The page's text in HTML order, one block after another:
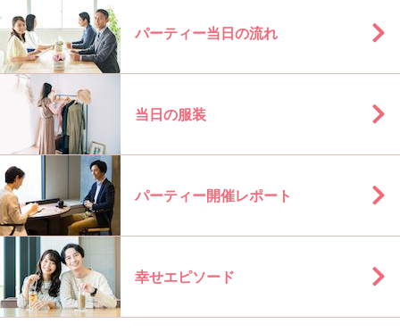
パーティー当日の流れ
当日の服装
パーティー開催レポート
幸せエピソード